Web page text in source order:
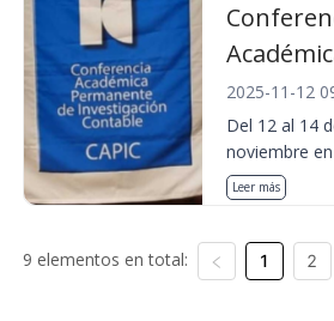
2025-11-12
Del 12 al 14
noviembre en
Leer más
9 elementos en total: 1 2